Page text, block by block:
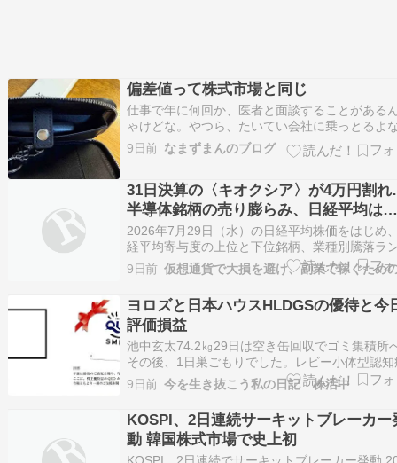
偏差値って株式市場と同じ
仕事で年に何回か、医者と面談することがある
ゃけどな。やつら、たいてい会社に乗っとるよ
BMWとかな。カネ持っとるんじゃろう。でな、
感じ、こいつがもしサラリーマンじゃったら冴
なんかどうみてもモテんかったろうなっていう
な。…
9日前 なまずまんのブログ
31日決算の〈キオクシア〉が4万円割
半導体銘柄の売り膨らみ、日経平均は
930.73円安の「61,434.19円」と続落【
29日の国内株式市場概況】 – 日経平均
2026年7月29日（水）の日経平均株価をはじめ
経平均寄与度の上位と下位銘柄、業種別騰落ラ
ング、東証プライム市場に上場している個別株
9日前
ヨロズと日本ハウスHLDGSの優待と今
評価損益
池中玄太74.2㎏29日は空き缶回収でゴミ集積所
その後、1日巣ごもりでした。レビー小体型認知
94歳の父は、この暑さの中安定しています。86
母親の方が、最近毎日、紙とプラスチックの判
分からず、分別できていません。日に日に気も
なり、日々の対応を変えなけりばなりま…
9日前 今を生き抜こう私の日記 株活中
KOSPI、2日連続サーキットブレーカー
動 韓国株式市場で史上初